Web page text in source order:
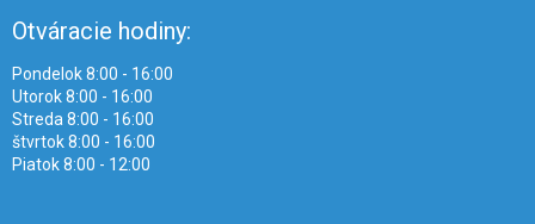
Otváracie hodiny:
Pondelok 8:00 - 16:00
Utorok 8:00 - 16:00
Streda 8:00 - 16:00
štvrtok 8:00 - 16:00
Piatok 8:00 - 12:00